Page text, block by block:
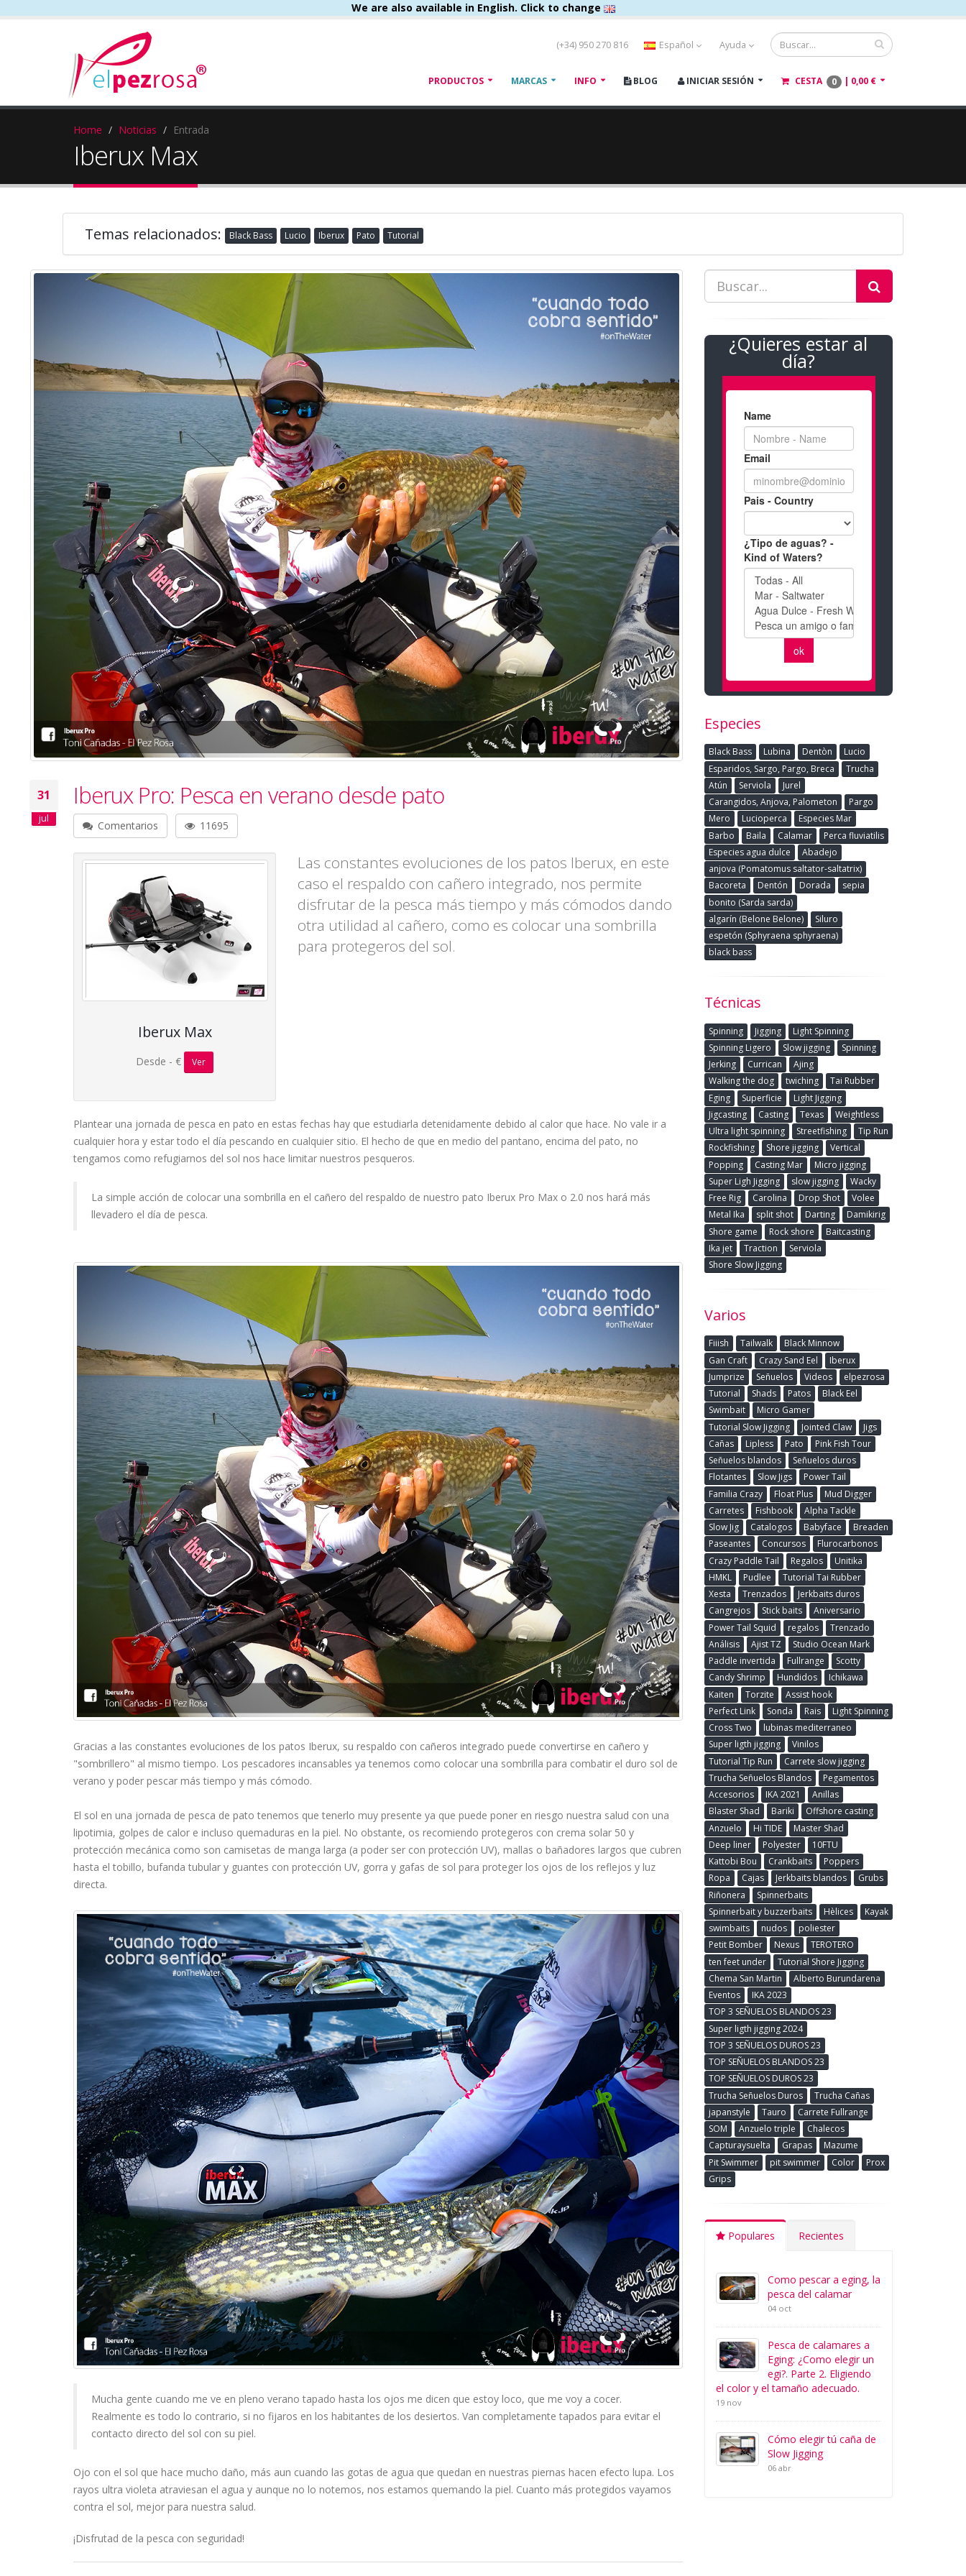
We are also available in English. Click to change
(+34) 950 270 816 Español Ayuda
PRODUCTOS MARCAS INFO BLOG INICIAR SESIÓN CESTA 0 | 0,00 €
Home Noticias Entrada
Iberux Max
Temas relacionados: Black Bass Lucio Iberux Pato Tutorial
31
jul
Iberux Pro: Pesca en verano desde pato
Comentarios 11695
Iberux Max
Desde - € Ver
Las constantes evoluciones de los patos Iberux, en este
caso el respaldo con cañero integrado, nos permite
disfrutar de la pesca más tiempo y más cómodos dando
otra utilidad al cañero, como es colocar una sombrilla
para protegeros del sol.
Plantear una jornada de pesca en pato en estas fechas hay que estudiarla detenidamente debido al calor que hace. No vale ir a
cualquier hora y estar todo el día pescando en cualquier sitio. El hecho de que en medio del pantano, encima del pato, no
tengamos como refugiarnos del sol nos hace limitar nuestros pesqueros.
La simple acción de colocar una sombrilla en el cañero del respaldo de nuestro pato Iberux Pro Max o 2.0 nos hará más
llevadero el día de pesca.
Gracias a las constantes evoluciones de los patos Iberux, su respaldo con cañeros integrado puede convertirse en cañero y
"sombrillero" al mismo tiempo. Los pescadores incansables ya tenemos como colocar una sombrilla para combatir el duro sol de
verano y poder pescar más tiempo y más cómodo.
El sol en una jornada de pesca de pato tenemos que tenerlo muy presente ya que puede poner en riesgo nuestra salud con una
lipotimia, golpes de calor e incluso quemaduras en la piel. No obstante, os recomiendo protegeros con crema solar 50 y
protección mecánica como son camisetas de manga larga (a poder ser con protección UV), mallas o bañadores largos que cubren
hasta el tobillo, bufanda tubular y guantes con protección UV, gorra y gafas de sol para proteger los ojos de los reflejos y luz
directa.
Mucha gente cuando me ve en pleno verano tapado hasta los ojos me dicen que estoy loco, que me voy a cocer.
Realmente es todo lo contrario, si no fijaros en los habitantes de los desiertos. Van completamente tapados para evitar el
contacto directo del sol con su piel.
Ojo con el sol que hace mucho daño, más aun cuando las gotas de agua que quedan en nuestras piernas hacen efecto lupa. Los
rayos ultra violeta atraviesan el agua y aunque no lo notemos, nos estamos quemando la piel. Cuanto más protegidos vayamos
contra el sol, mejor para nuestra salud.
¡Disfrutad de la pesca con seguridad!
¿Quieres estar al
día?
Especies
Black Bass Lubina Dentòn
Lucio
Esparidos, Sargo, Pargo, Breca
Trucha
Atún
Serviola
Jurel
Carangidos, Anjova, Palometon
Pargo
Mero
Lucioperca
Especies Mar
Barbo
Baila Calamar
Perca fluviatilis
Especies agua dulce
Abadejo
anjova (Pomatomus saltator-saltatrix)
Bacoreta
Dentón Dorada
sepia
bonito (Sarda sarda)
algarín (Belone Belone)
Siluro
espetón (Sphyraena sphyraena)
black bass
Técnicas
Spinning Jigging
Light Spinning
Spinning Ligero
Slow jigging
Spinning
Jerking
Currican
Ajing
Walking the dog
twiching
Tai Rubber
Eging
Superficie
Light Jigging
Jigcasting
Casting Texas
Weightless
Ultra light spinning
Streetfishing
Tip Run
Rockfishing
Shore jigging
Vertical
Popping
Casting Mar
Micro jigging
Super Ligh Jigging
slow jigging
Wacky
Free Rig
Carolina Drop Shot
Volee
Metal Ika
split shot Darting
Damikirig
Shore game
Rock shore
Baitcasting
Ika jet
Traction
Serviola
Shore Slow Jigging
Varios
Fiiish Tailwalk
Black Minnow
Gan Craft
Crazy Sand Eel
Iberux
Jumprize
Señuelos Videos
elpezrosa
Tutorial
Shads Patos
Black Eel
Swimbait
Micro Gamer
Tutorial Slow Jigging
Jointed Claw
Jigs
Cañas
Lipless Pato
Pink Fish Tour
Señuelos blandos
Señuelos duros
Flotantes
Slow Jigs
Power Tail
Familia Crazy
Float Plus
Mud Digger
Carretes
Fishbook
Alpha Tackle
Slow Jig
Catalogos Babyface
Breaden
Paseantes
Concursos
Flurocarbonos
Crazy Paddle Tail
Regalos
Unitika
HMKL
Pudlee
Tutorial Tai Rubber
Xesta
Trenzados
Jerkbaits duros
Cangrejos
Stick baits
Aniversario
Power Tail Squid
regalos
Trenzado
Análisis
Ajist TZ
Studio Ocean Mark
Paddle invertida
Fullrange
Scotty
Candy Shrimp
Hundidos
Ichikawa
Kaiten
Torzite
Assist hook
Perfect Link
Sonda Rais
Light Spinning
Cross Two
lubinas mediterraneo
Super ligth jigging
Vinilos
Tutorial Tip Run
Carrete slow jigging
Trucha Señuelos Blandos
Pegamentos
Accesorios
IKA 2021
Anillas
Blaster Shad
Bariki
Offshore casting
Anzuelo
Hi TIDE
Master Shad
Deep liner
Polyester
10FTU
Kattobi Bou
Crankbaits
Poppers
Ropa
Cajas Jerkbaits blandos
Grubs
Riñonera
Spinnerbaits
Spinnerbait y buzzerbaits
Hèlices
Kayak
swimbaits
nudos
poliester
Petit Bomber
Nexus
TEROTERO
ten feet under
Tutorial Shore Jigging
Chema San Martin
Alberto Burundarena
Eventos
IKA 2023
TOP 3 SEÑUELOS BLANDOS 23
Super ligth jigging 2024
TOP 3 SEÑUELOS DUROS 23
TOP SEÑUELOS BLANDOS 23
TOP SEÑUELOS DUROS 23
Trucha Señuelos Duros
Trucha Cañas
japanstyle
Tauro
Carrete Fullrange
SOM
Anzuelo triple
Chalecos
Capturaysuelta
Grapas
Mazume
Pit Swimmer
pit swimmer Color
Prox
Grips
Populares Recientes
Como pescar a eging, la
pesca del calamar
04 oct
Pesca de calamares a
Eging: ¿Como elegir un
egi?. Parte 2. Eligiendo
el color y el tamaño adecuado.
19 nov
Cómo elegir tú caña de
Slow Jigging
06 abr